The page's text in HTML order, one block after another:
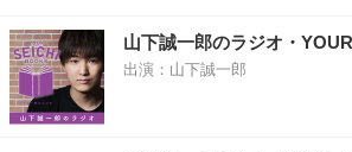
山下誠一郎のラジオ・
出演：山下誠一郎